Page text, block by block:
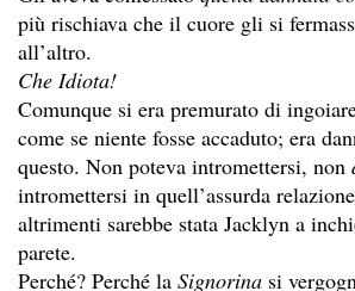
più rischiava che il cuore gli si
all’altro.
Che Idiota!
Comunque si era premurato di
come se niente fosse accaduto; era
questo. Non poteva intromettersi, non
intromettersi in quell’assurda
altrimenti sarebbe stata Jacklyn a
parete.
Perché? Perché la Signorina si